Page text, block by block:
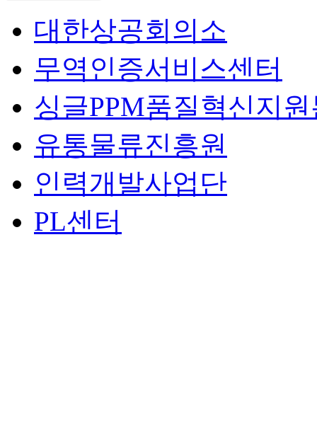
대한상공회의소
무역인증서비스센터
싱글PPM품질혁신지
유통물류진흥원
인력개발사업단
PL센터